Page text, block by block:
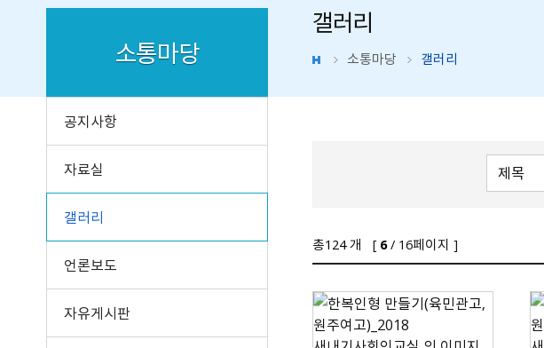
소통마당
공지사항
자료실
갤러리
언론보도
자유게시판
갤러리
소통마당 갤러리
총124개 [ 6/ 16페이지 ]